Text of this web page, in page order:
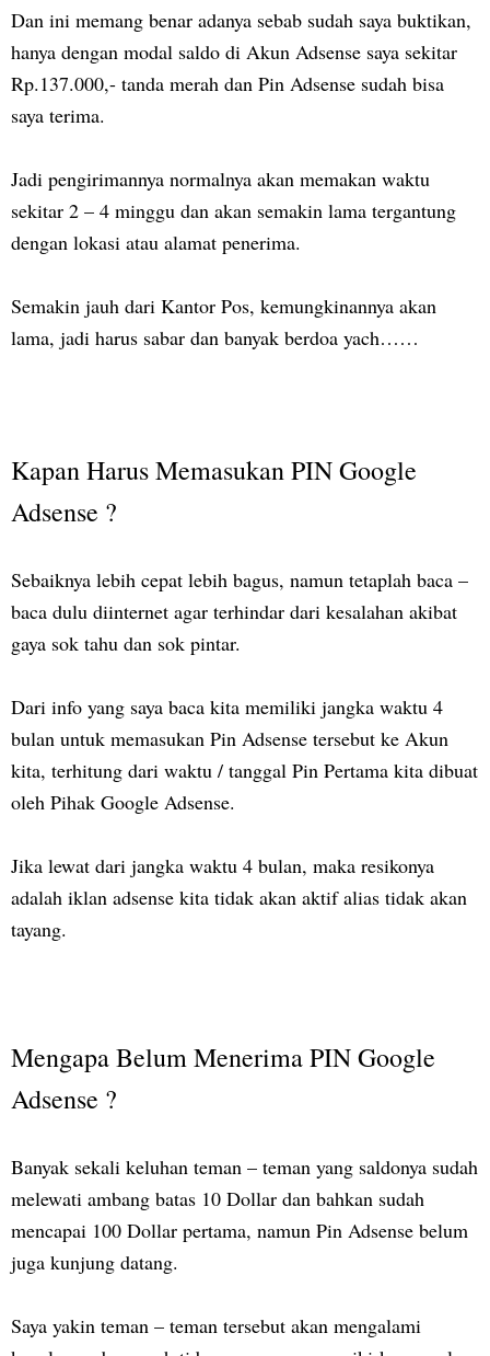
Dan ini memang benar adanya sebab sudah saya buktikan,
hanya dengan modal saldo di Akun Adsense saya sekitar
Rp.137.000,- tanda merah dan Pin Adsense sudah bisa
saya terima.
Jadi pengirimannya normalnya akan memakan waktu
sekitar 2 – 4 minggu dan akan semakin lama tergantung
dengan lokasi atau alamat penerima.
Semakin jauh dari Kantor Pos, kemungkinannya akan
lama, jadi harus sabar dan banyak berdoa yach……
Kapan Harus Memasukan PIN Google
Adsense ?
Sebaiknya lebih cepat lebih bagus, namun tetaplah baca –
baca dulu diinternet agar terhindar dari kesalahan akibat
gaya sok tahu dan sok pintar.
Dari info yang saya baca kita memiliki jangka waktu 4
bulan untuk memasukan Pin Adsense tersebut ke Akun
kita, terhitung dari waktu / tanggal Pin Pertama kita dibuat
oleh Pihak Google Adsense.
Jika lewat dari jangka waktu 4 bulan, maka resikonya
adalah iklan adsense kita tidak akan aktif alias tidak akan
tayang.
Mengapa Belum Menerima PIN Google
Adsense ?
Banyak sekali keluhan teman – teman yang saldonya sudah
melewati ambang batas 10 Dollar dan bahkan sudah
mencapai 100 Dollar pertama, namun Pin Adsense belum
juga kunjung datang.
Saya yakin teman – teman tersebut akan mengalami